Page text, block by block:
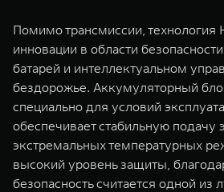
Помимо трансмиссии, технология
инновации в области
батарей и интеллектуальном
бездорожье. Аккумуляторный
специально для условий
обеспечивает стабильную подачу
экстремальных температурных
высокий уровень защиты,
безопасность считается одной из